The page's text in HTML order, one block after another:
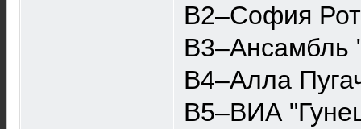
B2–София
B3–Ансамбль
B4–Алла
B5–ВИА